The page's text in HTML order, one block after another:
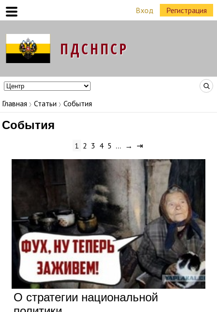
Вход Регистрация
Главная Статьи События
События
1 2 3 4 5 … → ⇥
О стратегии национальной